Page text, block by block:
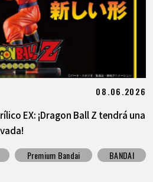
DE ES
08.06.2026
EX: ¡Dragon Ball Z tendrá una
Premium Bandai BANDAI